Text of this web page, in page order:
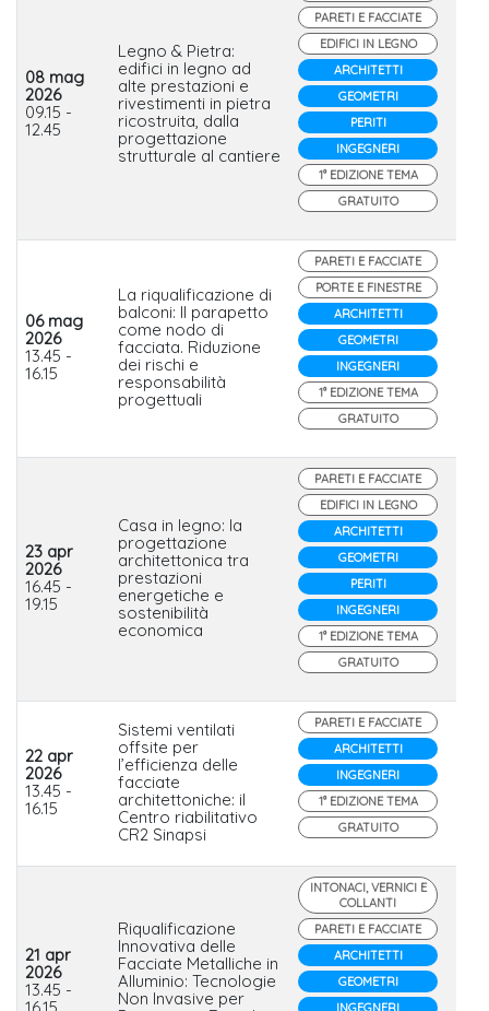
08 mag
2026
09.15 -
12.45
Legno & Pietra:
edifici in legno ad
alte prestazioni e
rivestimenti in pietra
ricostruita, dalla
progettazione
strutturale al cantiere
PARETI E FACCIATE
EDIFICI IN LEGNO
ARCHITETTI
GEOMETRI
PERITI
INGEGNERI
1° EDIZIONE TEMA
GRATUITO
06 mag
2026
13.45 -
16.15
La riqualificazione di
balconi: Il parapetto
come nodo di
facciata. Riduzione
dei rischi e
responsabilità
progettuali
PARETI E FACCIATE
PORTE E FINESTRE
ARCHITETTI
GEOMETRI
INGEGNERI
1° EDIZIONE TEMA
GRATUITO
23 apr
2026
16.45 -
19.15
Casa in legno: la
progettazione
architettonica tra
prestazioni
energetiche e
sostenibilità
economica
PARETI E FACCIATE
EDIFICI IN LEGNO
ARCHITETTI
GEOMETRI
PERITI
INGEGNERI
1° EDIZIONE TEMA
GRATUITO
22 apr
2026
13.45 -
16.15
Sistemi ventilati
offsite per
l’efficienza delle
facciate
architettoniche: il
Centro riabilitativo
CR2 Sinapsi
PARETI E FACCIATE
ARCHITETTI
INGEGNERI
1° EDIZIONE TEMA
GRATUITO
21 apr
2026
13.45 -
Riqualificazione
Innovativa delle
Facciate Metalliche in
Alluminio: Tecnologie
Non Invasive per
INTONACI, VERNICI E
COLLANTI
PARETI E FACCIATE
ARCHITETTI
GEOMETRI
INGEGNERI